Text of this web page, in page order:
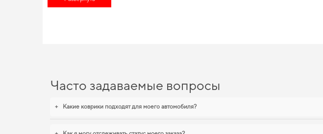
сократить эксплуатационные расходы и продлить срок службы. Сделайте поездки более удобными,
Часто задаваемые вопросы
+ Какие коврики подходят для моего автомобиля?